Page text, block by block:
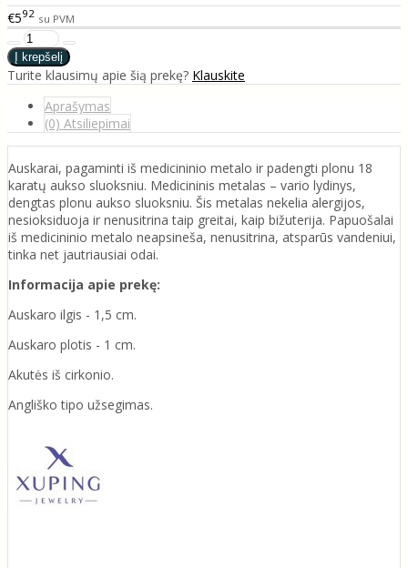
€592 su PVM
Turite klausimų apie šią prekę? Klauskite
Aprašymas
(0) Atsiliepimai
Auskarai, pagaminti iš medicininio metalo ir padengti plonu 18
karatų aukso sluoksniu. Medicininis metalas – vario lydinys,
dengtas plonu aukso sluoksniu. Šis metalas nekelia alergijos,
nesioksiduoja ir nenusitrina taip greitai, kaip bižuterija. Papuošalai
iš medicininio metalo neapsineša, nenusitrina, atsparūs vandeniui,
tinka net jautriausiai odai.
Informacija apie prekę:
Auskaro ilgis - 1,5 cm.
Auskaro plotis - 1 cm.
Akutės iš cirkonio.
Angliško tipo užsegimas.